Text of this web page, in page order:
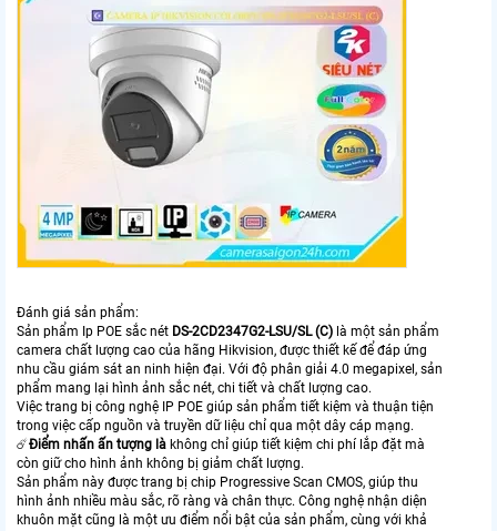
Đánh giá sản phẩm:
Sản phẩm Ip POE sắc nét DS-2CD2347G2-LSU/SL (C) là một sản phẩm
camera chất lượng cao của hãng Hikvision, được thiết kế để đáp ứng
nhu cầu giám sát an ninh hiện đại. Với độ phân giải 4.0 megapixel, sản
phẩm mang lại hình ảnh sắc nét, chi tiết và chất lượng cao.
Việc trang bị công nghệ IP POE giúp sản phẩm tiết kiệm và thuận tiện
trong việc cấp nguồn và truyền dữ liệu chỉ qua một dây cáp mạng.
☄️Điểm nhấn ấn tượng là không chỉ giúp tiết kiệm chi phí lắp đặt mà
còn giữ cho hình ảnh không bị giảm chất lượng.
Sản phẩm này được trang bị chip Progressive Scan CMOS, giúp thu
hình ảnh nhiều màu sắc, rõ ràng và chân thực. Công nghệ nhận diện
khuôn mặt cũng là một ưu điểm nổi bật của sản phẩm, cùng với khả